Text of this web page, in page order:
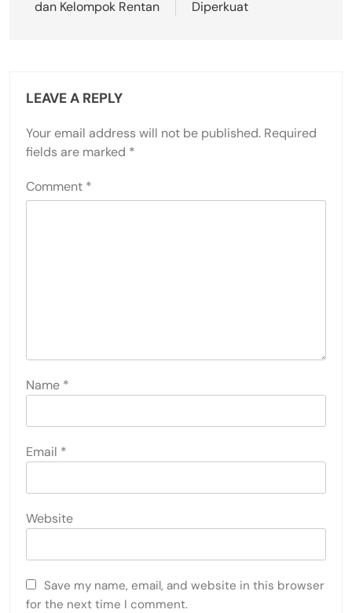
dan Kelompok Rentan Diperkuat
LEAVE A REPLY
Your email address will not be published. Required
fields are marked *
Comment *
Name *
Email *
Website
Save my name, email, and website in this browser
for the next time I comment.